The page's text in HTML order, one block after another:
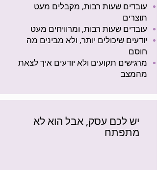
עובדים שעות רבות, מקבלים מעט
תוצרים
עובדים שעות רבות, ומרוויחים מעט
יודעים שיכולים יותר, ולא מבינים מה
חוסם
מרגישים תקועים ולא יודעים איך לצאת
מהמצב
יש לכם עסק, אבל הוא לא
מתפתח